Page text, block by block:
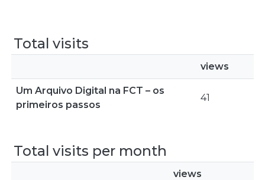
Total visits
views
Um Arquivo Digital na FCT – os
primeiros passos
41
Total visits per month
views